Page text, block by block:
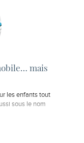
mais
les enfants tout
sous le nom